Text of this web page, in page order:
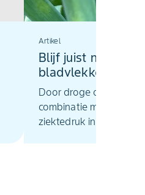
Artikel
Blijf juist nu alert
Stemphylium in
Door droge
combinatie met
ziektedruk in uien een